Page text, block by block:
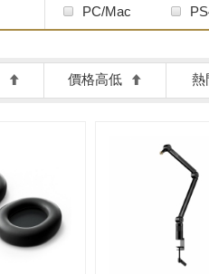
OTHER其他
PC/Mac
價格高低 熱